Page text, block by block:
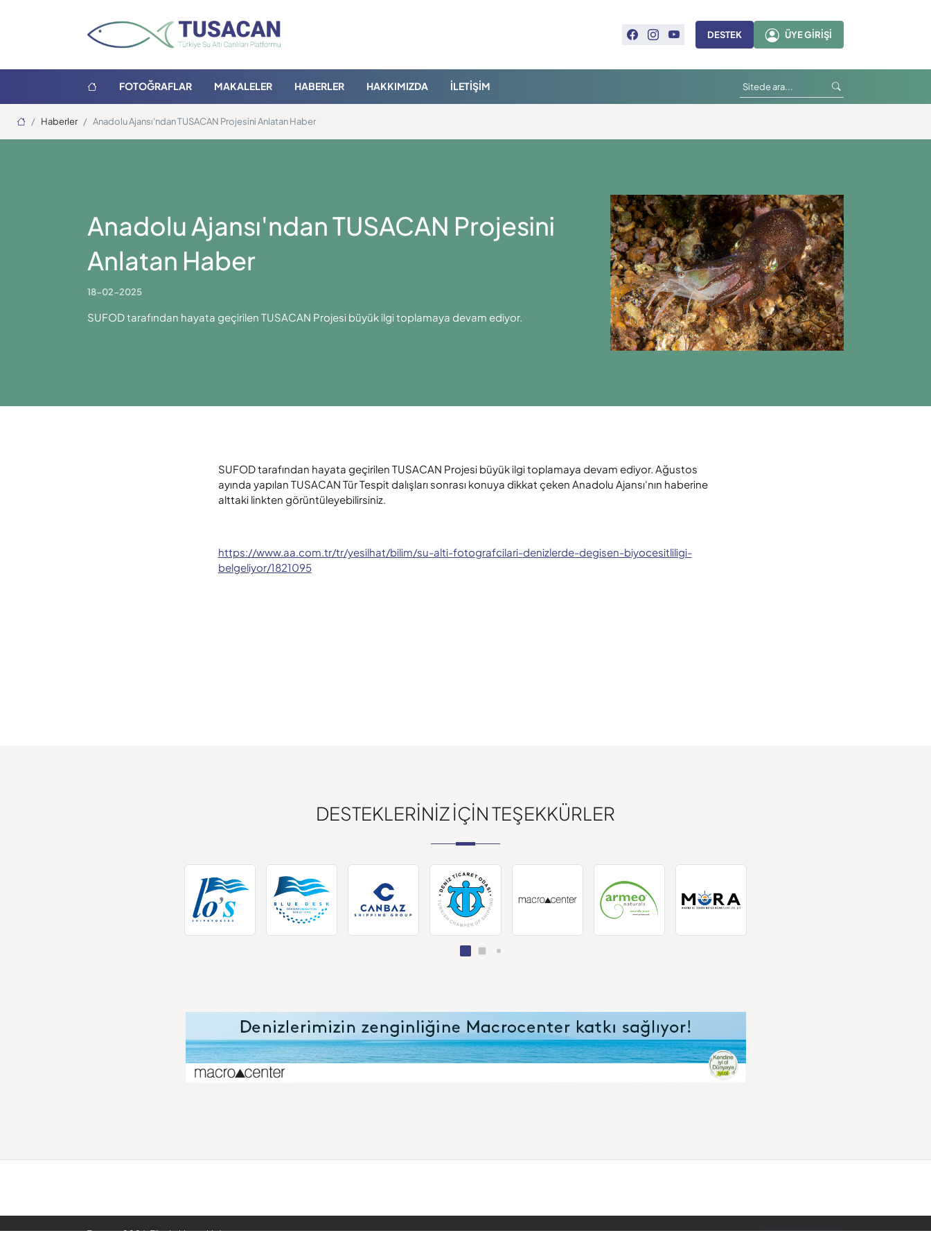
DESTEK ÜYE GIRIŞI
FOTOĞRAFLAR MAKALELER HABERLER HAKKIMIZDA İLETIŞIM
Ana Sayfa
Haberler Anadolu Ajansı'ndan TUSACAN Projesini Anlatan Haber
Anadolu Ajansı'ndan TUSACAN Projesini
Anlatan Haber
18-02-2025
SUFOD tarafından hayata geçirilen TUSACAN Projesi büyük ilgi toplamaya devam ediyor.
SUFOD tarafından hayata geçirilen TUSACAN Projesi büyük ilgi toplamaya devam ediyor. Ağustos
ayında yapılan TUSACAN Tür Tespit dalışları sonrası konuya dikkat çeken Anadolu Ajansı'nın haberine
alttaki linkten görüntüleyebilirsiniz.
https://www.aa.com.tr/tr/yesilhat/bilim/su-alti-fotografcilari-denizlerde-degisen-biyocesitliligi-
belgeliyor/1821095
DESTEKLERINIZ IÇIN TEŞEKKÜRLER
Tusacan 2026. Tüm hakları saklıdır.